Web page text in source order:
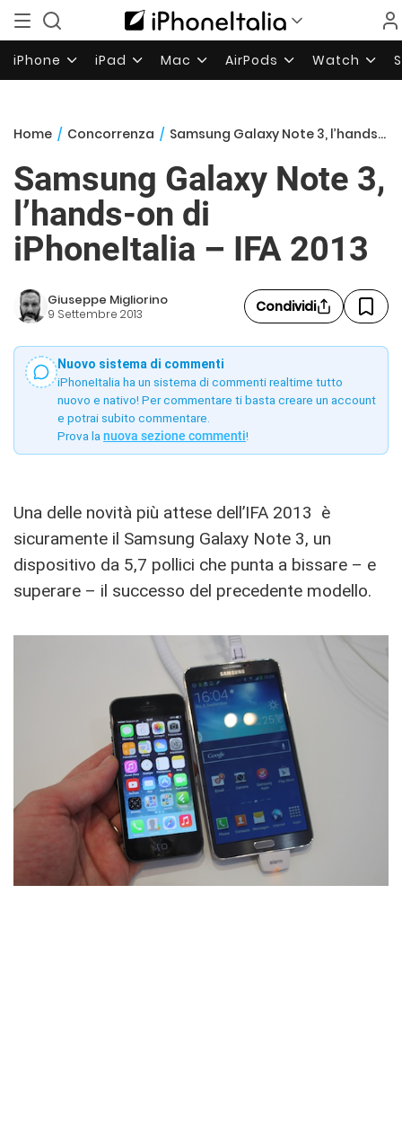
iPhone iPad Mac AirPods Watch
Home / Concorrenza / Samsung Galaxy Note 3, l’hands-on di iPhoneItalia – IFA 2013
Samsung Galaxy Note 3,
l’hands-on di
iPhoneItalia – IFA 2013
Giuseppe Migliorino
9 Settembre 2013 Condividi
Nuovo sistema di commenti
iPhoneItalia ha un sistema di commenti realtime tutto
nuovo e nativo! Per commentare ti basta creare un account
e potrai subito commentare.
Prova la nuova sezione commenti!
Una delle novità più attese dell’IFA 2013 è
sicuramente il Samsung Galaxy Note 3, un
dispositivo da 5,7 pollici che punta a bissare – e
superare – il successo del precedente modello.